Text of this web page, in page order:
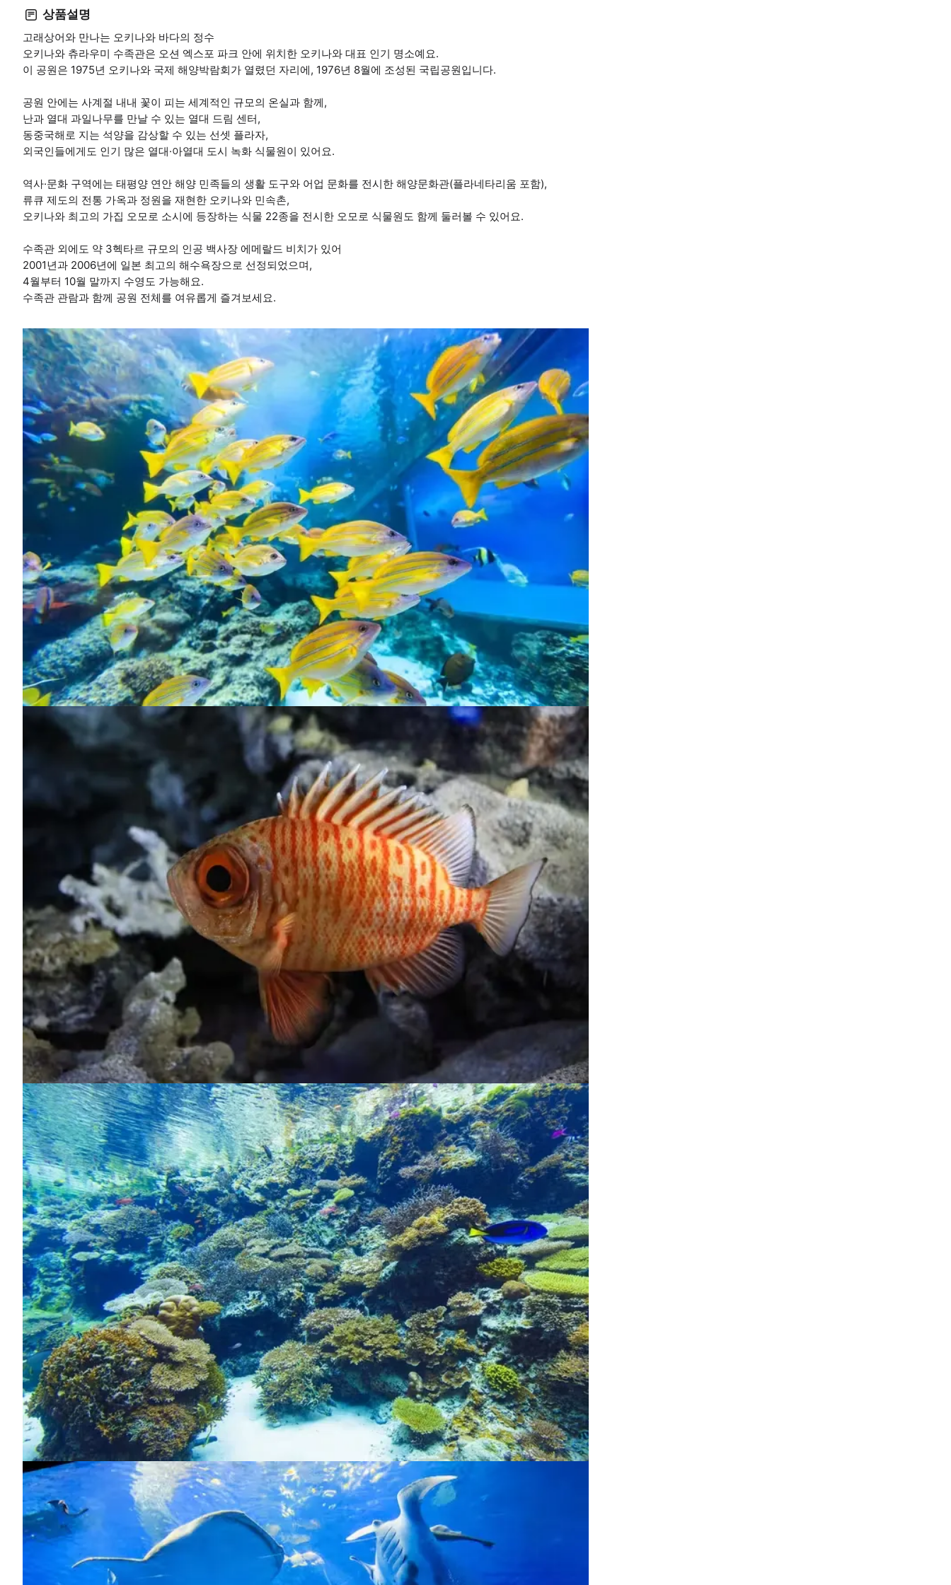
상품설명
고래상어와 만나는 오키나와 바다의 정수
오키나와 츄라우미 수족관은 오션 엑스포 파크 안에 위치한 오키나와 대표 인기 명소예요.
이 공원은 1975년 오키나와 국제 해양박람회가 열렸던 자리에, 1976년 8월에 조성된 국립공원입니다.
공원 안에는 사계절 내내 꽃이 피는 세계적인 규모의 온실과 함께,
난과 열대 과일나무를 만날 수 있는 열대 드림 센터,
동중국해로 지는 석양을 감상할 수 있는 선셋 플라자,
외국인들에게도 인기 많은 열대·아열대 도시 녹화 식물원이 있어요.
역사·문화 구역에는 태평양 연안 해양 민족들의 생활 도구와 어업 문화를 전시한 해양문화관(플라네타리움 포함),
류큐 제도의 전통 가옥과 정원을 재현한 오키나와 민속촌,
오키나와 최고의 가집 오모로 소시에 등장하는 식물 22종을 전시한 오모로 식물원도 함께 둘러볼 수 있어요.
수족관 외에도 약 3헥타르 규모의 인공 백사장 에메랄드 비치가 있어
2001년과 2006년에 일본 최고의 해수욕장으로 선정되었으며,
4월부터 10월 말까지 수영도 가능해요.
수족관 관람과 함께 공원 전체를 여유롭게 즐겨보세요.